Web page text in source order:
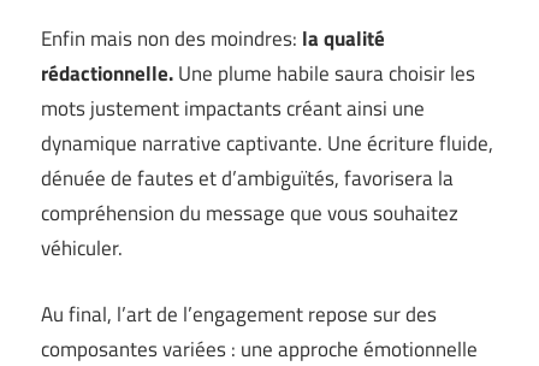
Enfin mais non des moindres: la qualité
rédactionnelle.Une plume habile saura choisir les
mots justement impactants créant ainsi une
dynamique narrative captivante. Une écriture fluide,
dénuée de fautes et d’ambiguïtés, favorisera la
compréhension du message que vous souhaitez
véhiculer.
Au final, l’art de l’engagement repose sur des
composantes variées : une approche émotionnelle